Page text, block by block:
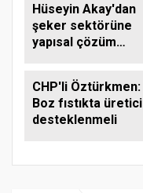
Hüseyin Akay'dan
şeker sektörüne
yapısal çözüm
CHP'li Öztürkmen:
Boz fıstıkta üretici
desteklenmeli